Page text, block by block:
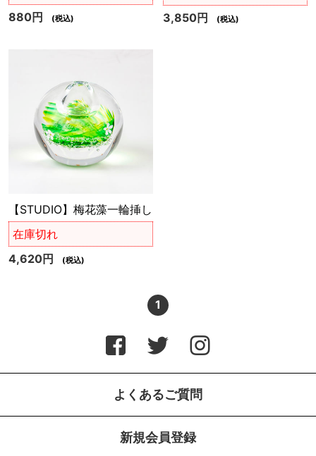
880円 (税込) 3,850円 (税込)
【STUDIO】梅花藻一輪挿し
在庫切れ
4,620円
(税込)
1
よくあるご質問
新規会員登録